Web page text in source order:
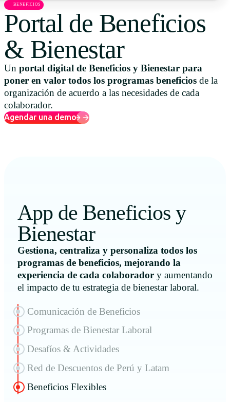
Uruguay
USA
English
Português
BENEFICIOS
Portal de Beneficios
& Bienestar
Un portal digital de Beneficios y Bienestar para
poner en valor todos los programas beneficios de la
organización de acuerdo a las necesidades de cada
colaborador.
Agendar una demo
App de Beneficios y
Bienestar
Gestiona, centraliza y personaliza todos los
programas de beneficios, mejorando la
experiencia de cada colaboradory aumentando
el impacto de tu estrategia de bienestar laboral.
Comunicación de Beneficios
Programas de Bienestar Laboral
Desafíos & Actividades
Red de Descuentos de Perú y Latam
Beneficios Flexibles